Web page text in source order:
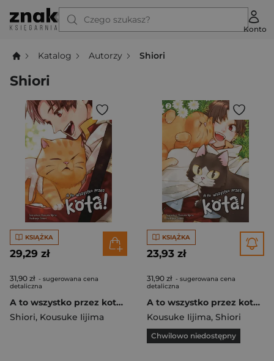
Czego szukasz?
Konto
Katalog Autorzy Shiori
Shiori
KSIĄŻKA
29,29 zł
31,90 zł - sugerowana cena
detaliczna
A to wszystko przez kota! Tom 1
Shiori, Kousuke Iijima
KSIĄŻKA
23,93 zł
31,90 zł - sugerowana cena
detaliczna
A to wszystko przez kota! Tom 2
Kousuke Iijima, Shiori
Chwilowo niedostępny